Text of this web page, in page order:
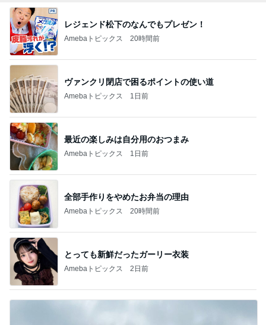
レジェンド松下のなんでもプレゼン！
Amebaトピックス 20時間前
ヴァンクリ閉店で困るポイントの使い道
Amebaトピックス 1日前
最近の楽しみは自分用のおつまみ
Amebaトピックス 1日前
全部手作りをやめたお弁当の理由
Amebaトピックス 20時間前
とっても新鮮だったガーリー衣装
Amebaトピックス 2日前